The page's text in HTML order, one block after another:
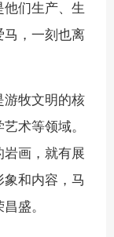
们生产、生
马，一刻也离
游牧文明的核
术等领域。
岩画，就有展
和内容，马
盛。